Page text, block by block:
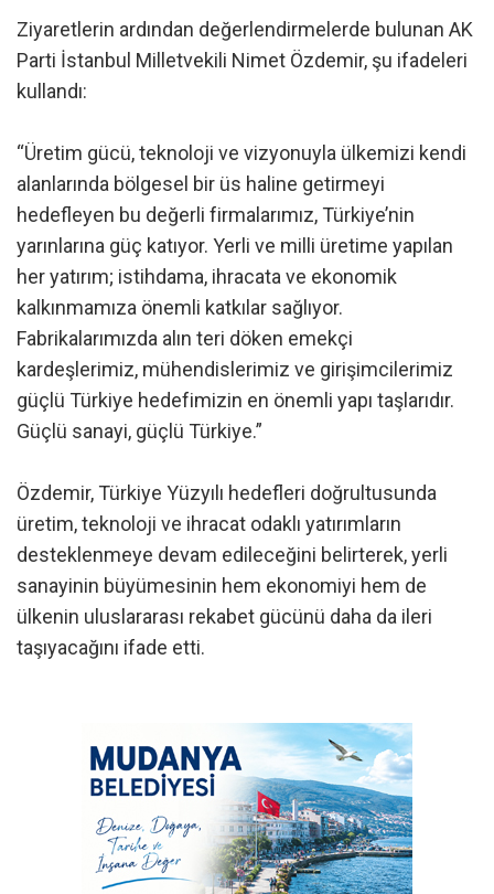
Ziyaretlerin ardından değerlendirmelerde bulunan AK
Parti İstanbul Milletvekili Nimet Özdemir, şu ifadeleri
kullandı:
“Üretim gücü, teknoloji ve vizyonuyla ülkemizi kendi
alanlarında bölgesel bir üs haline getirmeyi
hedefleyen bu değerli firmalarımız, Türkiye’nin
yarınlarına güç katıyor. Yerli ve milli üretime yapılan
her yatırım; istihdama, ihracata ve ekonomik
kalkınmamıza önemli katkılar sağlıyor.
Fabrikalarımızda alın teri döken emekçi
kardeşlerimiz, mühendislerimiz ve girişimcilerimiz
güçlü Türkiye hedefimizin en önemli yapı taşlarıdır.
Güçlü sanayi, güçlü Türkiye.”
Özdemir, Türkiye Yüzyılı hedefleri doğrultusunda
üretim, teknoloji ve ihracat odaklı yatırımların
desteklenmeye devam edileceğini belirterek, yerli
sanayinin büyümesinin hem ekonomiyi hem de
ülkenin uluslararası rekabet gücünü daha da ileri
taşıyacağını ifade etti.